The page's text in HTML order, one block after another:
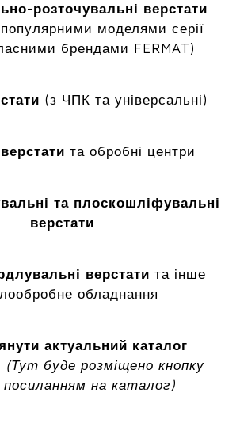
розточувальні верстати
моделями серії
брендами FERMAT)
(з ЧПК та універсальні)
та обробні центри
та плоскошліфувальні
верстати
верстати та інше
обладнання
актуальний каталог
(Тут буде розміщено кнопку
посиланням на каталог)